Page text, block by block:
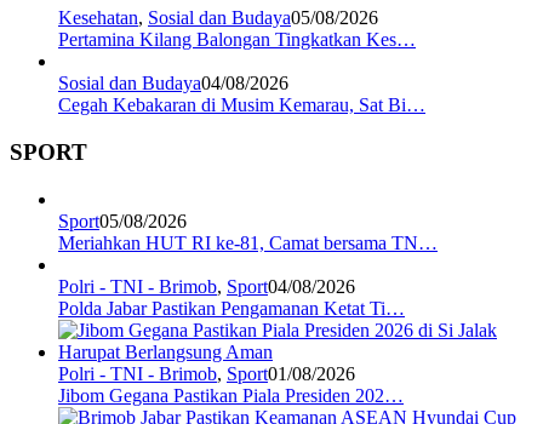
Kesehatan, Sosial dan Budaya05/08/2026
Pertamina Kilang Balongan Tingkatkan Kes…
Sosial dan Budaya04/08/2026
Cegah Kebakaran di Musim Kemarau, Sat Bi…
SPORT
Sport05/08/2026
Meriahkan HUT RI ke-81, Camat bersama TN…
Polri - TNI - Brimob, Sport04/08/2026
Polda Jabar Pastikan Pengamanan Ketat Ti…
Polri - TNI - Brimob, Sport01/08/2026
Jibom Gegana Pastikan Piala Presiden 202…